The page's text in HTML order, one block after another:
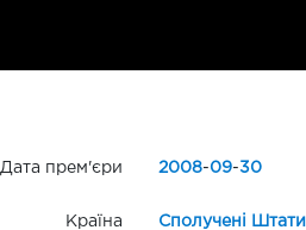
Дата прем'єри 2008-09-30
Країна Сполучені Штати